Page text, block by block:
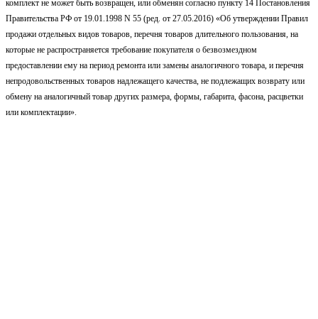
комплект не может быть возвращен, или обменян согласно пункту 14 Постановления
Правительства РФ от 19.01.1998 N 55 (ред. от 27.05.2016) «Об утверждении Правил
продажи отдельных видов товаров, перечня товаров длительного пользования, на
которые не распространяется требование покупателя о безвозмездном
предоставлении ему на период ремонта или замены аналогичного товара, и перечня
непродовольственных товаров надлежащего качества, не подлежащих возврату или
обмену на аналогичный товар других размера, формы, габарита, фасона, расцветки
или комплектации».